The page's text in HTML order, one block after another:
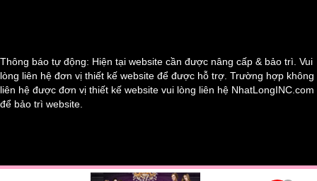
Thông báo tự động: Hiện tại website cần được nâng cấp & bảo trì. Vui
lòng liên hệ đơn vị thiết kế website để được hỗ trợ. Trường hợp không
liên hệ được đơn vị thiết kế website vui lòng liên hệ NhatLongINC.com
để bảo trì website.